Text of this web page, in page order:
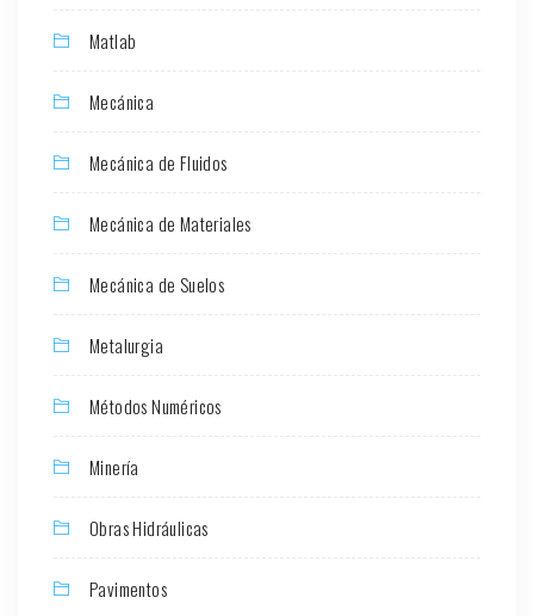
Matlab
Mecánica
Mecánica de Fluidos
Mecánica de Materiales
Mecánica de Suelos
Metalurgia
Métodos Numéricos
Minería
Obras Hidráulicas
Pavimentos